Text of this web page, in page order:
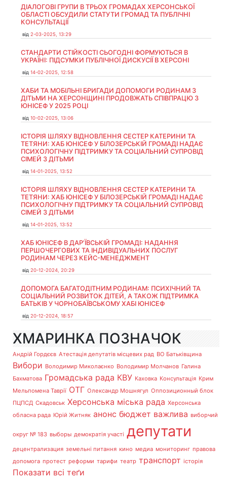
ДІАЛОГОВІ ГРУПИ В ТРЬОХ ГРОМАДАХ ХЕРСОНСЬКОЇ
ОБЛАСТІ ОБСУДИЛИ СТАТУТИ ГРОМАД ТА ПУБЛІЧНІ
КОНСУЛЬТАЦІЇ
від 2-03-2025, 13:29
СТАНДАРТИ СТІЙКОСТІ СЬОГОДНІ ФОРМУЮТЬСЯ В
УКРАЇНІ: ПІДСУМКИ ПУБЛІЧНОЇ ДИСКУСІЇ В ХЕРСОНІ
від 14-02-2025, 12:58
ХАБИ ТА МОБІЛЬНІ БРИГАДИ ДОПОМОГИ РОДИНАМ З
ДІТЬМИ НА ХЕРСОНЩИНІ ПРОДОВЖАТЬ СПІВПРАЦЮ З
ЮНІСЕФ У 2025 РОЦІ
від 10-02-2025, 13:06
ІСТОРІЯ ШЛЯХУ ВІДНОВЛЕННЯ СЕСТЕР КАТЕРИНИ ТА
ТЕТЯНИ: ХАБ ЮНІСЕФ У БІЛОЗЕРСЬКІЙ ГРОМАДІ НАДАЄ
ПСИХОЛОГІЧНУ ПІДТРИМКУ ТА СОЦІАЛЬНИЙ СУПРОВІД
СІМЕЙ З ДІТЬМИ
від 14-01-2025, 13:52
ІСТОРІЯ ШЛЯХУ ВІДНОВЛЕННЯ СЕСТЕР КАТЕРИНИ ТА
ТЕТЯНИ: ХАБ ЮНІСЕФ У БІЛОЗЕРСЬКІЙ ГРОМАДІ НАДАЄ
ПСИХОЛОГІЧНУ ПІДТРИМКУ ТА СОЦІАЛЬНИЙ СУПРОВІД
СІМЕЙ З ДІТЬМИ
від 14-01-2025, 13:52
ХАБ ЮНІСЕФ В ДАР’ЇВСЬКІЙ ГРОМАДІ: НАДАННЯ
ПЕРШОЧЕРГОВИХ ТА ІНДИВІДУАЛЬНИХ ПОСЛУГ
РОДИНАМ ЧЕРЕЗ КЕЙС-МЕНЕДЖМЕНТ
від 20-12-2024, 20:29
ДОПОМОГА БАГАТОДІТНИМ РОДИНАМ: ПСИХІЧНИЙ ТА
СОЦІАЛЬНИЙ РОЗВИТОК ДІТЕЙ, А ТАКОЖ ПІДТРИМКА
БАТЬКІВ У ЧОРНОБАЇВСЬКОМУ ХАБІ ЮНІСЕФ
від 20-12-2024, 18:57
ХМАРИНКА ПОЗНАЧОК
Андрій Гордєєв Атестація депутатів місцевих рад ВО Батьківщина
Вибори Володимир Миколаєнко Володимир Молчанов Галина
Бахматова Громадська рада КВУ Каховка Консультація Крим
Мельпомена Таврії ОТГ Олександр Мошнягул Оппозиционный блок
ПЦПСД Скадовськ Херсонська міська рада Херсонська
обласна рада Юрій Житняк анонс бюджет важлива виборчий
округ № 183 выборы демократія участі депутати
децентрализация земельні питання кино медиа мониторинг правова
допомога протест реформи тарифи театр транспорт історія
Показати всі теґи